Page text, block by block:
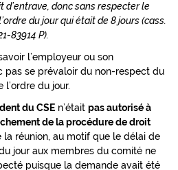
d’entrave, donc sans respecter le
du jour qui était de 8 jours (cass.
83914 P).
l’employeur ou son
pas se prévaloir du non-respect du
du jour.
du CSE n’était pas autorisé à
de la procédure de droit
la réunion, au motif que le délai de
jour aux membres du comité ne
puisque la demande avait été